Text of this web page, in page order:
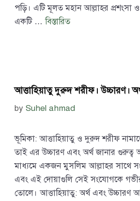
পড়ি। এটি মূলত মহান আল্লাহর প্রশংসা ও
একটি …বিস্তারিত
আত্তাহিয়াতু দুরুদ শরীফ। উচ্চারণ।
by Suhel ahmad
‍ভূমিকা: আত্তাহিয়াতু ও দুরুদ শরীফ
তাই এর উচ্চারণ এবং অর্থ জানার গুরুত্ব
মাধ্যমে একজন মুসলিম আল্লাহর সাথে
এবং এই দোয়াগুলি সেই সংযোগকে
তোলে। আত্তাহিয়াতু: অর্থ এবং উচ্চারণ